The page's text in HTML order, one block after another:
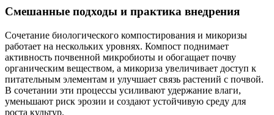
Смешанные подходы и практика внедрения
Сочетание биологического компостирования и микоризы
работает на нескольких уровнях. Компост поднимает
активность почвенной микробиоты и обогащает почву
органическим веществом, а микориза увеличивает доступ к
питательным элементам и улучшает связь растений с почвой.
В сочетании эти процессы усиливают удержание влаги,
уменьшают риск эрозии и создают устойчивую среду для
роста культур.